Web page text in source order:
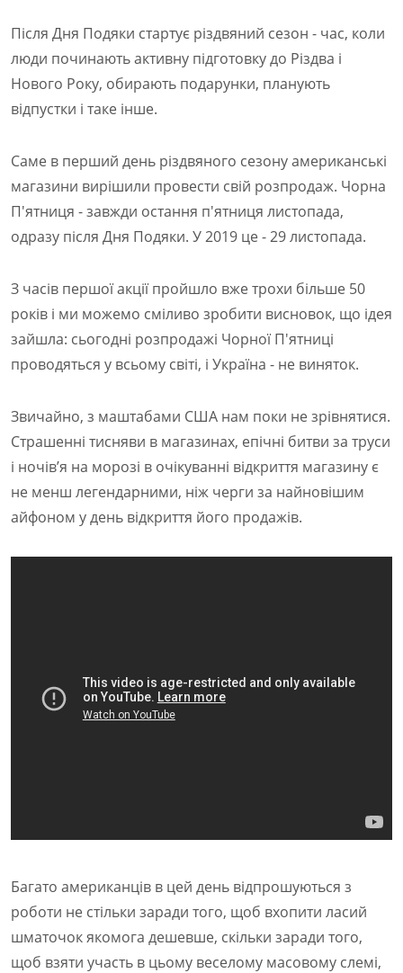
Після Дня Подяки стартує різдвяний сезон - час, коли
люди починають активну підготовку до Різдва і
Нового Року, обирають подарунки, планують
відпустки і таке інше.
Саме в перший день різдвяного сезону американські
магазини вирішили провести свій розпродаж. Чорна
П'ятниця - завжди остання п'ятниця листопада,
одразу після Дня Подяки. У 2019 це - 29 листопада.
З часів першої акції пройшло вже трохи більше 50
років і ми можемо сміливо зробити висновок, що ідея
зайшла: сьогодні розпродажі Чорної П'ятниці
проводяться у всьому світі, і Україна - не виняток.
Звичайно, з маштабами США нам поки не зрівнятися.
Страшенні тисняви в магазинах, епічні битви за труси
і ночів’я на морозі в очікуванні відкриття магазину є
не менш легендарними, ніж черги за найновішим
айфоном у день відкриття його продажів.
Багато американців в цей день відпрошуються з
роботи не стільки заради того, щоб вхопити ласий
шматочок якомога дешевше, скільки заради того,
щоб взяти участь в цьому веселому масовому слемі,